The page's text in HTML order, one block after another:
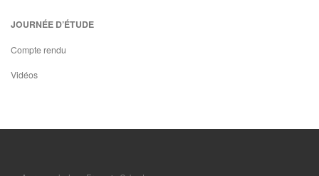
JOURNÉE D’ÉTUDE
Compte rendu
Vidéos